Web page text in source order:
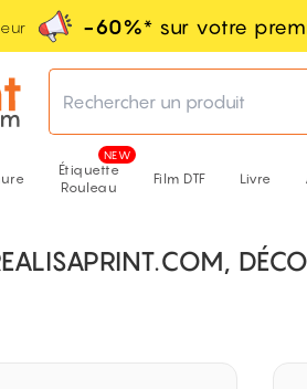
-60%* sur votre
Rechercher un produit
Étiquette
Rouleau
Film DTF Livre